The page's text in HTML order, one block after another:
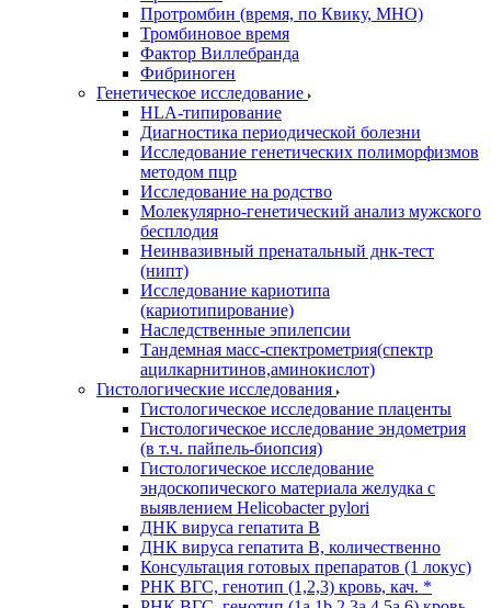
Протромбин (время, по Квику, МНО)
Тромбиновое время
Фактор Виллебранда
Фибриноген
Генетическое исследование
HLA-типирование
Диагностика периодической болезни
Исследование генетических полиморфизмов
методом пцр
Исследование на родство
Молекулярно-генетический анализ мужского
бесплодия
Неинвазивный пренатальный днк-тест
(нипт)
Исследование кариотипа
(кариотипирование)
Наследственные эпилепсии
Тандемная масс-спектрометрия(спектр
ацилкарнитинов,аминокислот)
Гистологические исследования
Гистологическое исследование плаценты
Гистологическое исследование эндометрия
(в т.ч. пайпель-биопсия)
Гистологическое исследование
эндоскопического материала желудка с
выявлением Helicobacter pylori
ДНК вируса гепатита B
ДНК вируса гепатита B, количественно
Консультация готовых препаратов (1 локус)
РНК ВГC, генотип (1,2,3) кровь, кач. *